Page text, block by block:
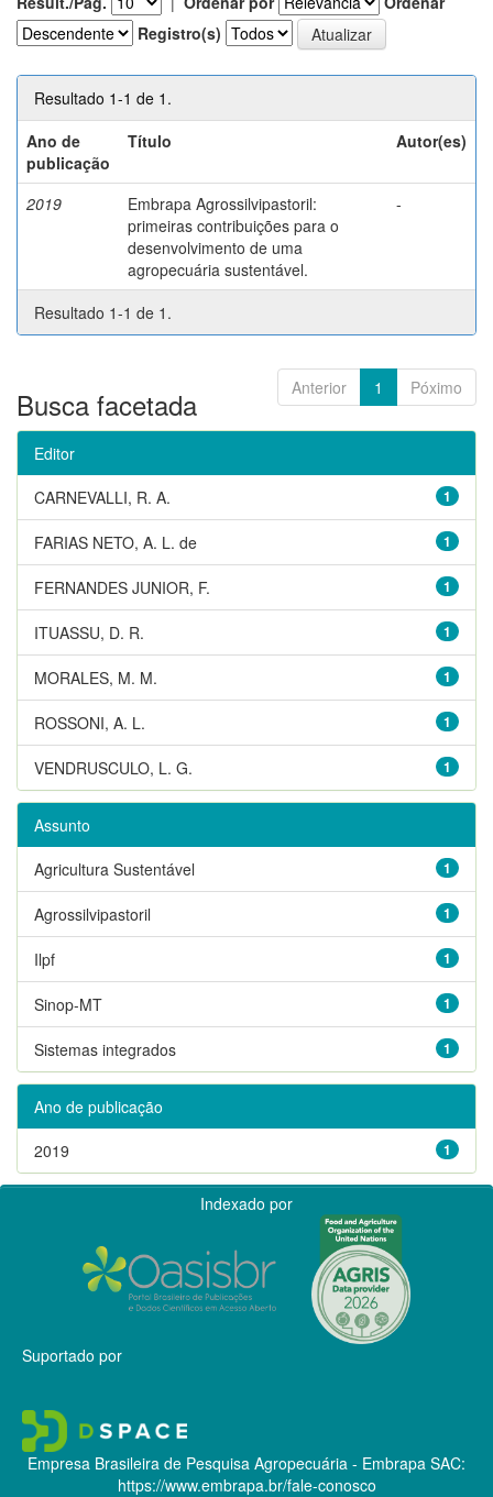
Registro(s)
Resultado 1-1 de 1.
Ano de
publicação
Título Autor(es)
2019
Embrapa Agrossilvipastoril:
primeiras contribuições para o
desenvolvimento de uma
agropecuária sustentável.
-
Resultado 1-1 de 1.
Anterior 1 Póximo
Busca facetada
Editor
1
CARNEVALLI, R. A.
1
FARIAS NETO, A. L. de
1
FERNANDES JUNIOR, F.
1
ITUASSU, D. R.
1
MORALES, M. M.
1
ROSSONI, A. L.
1
VENDRUSCULO, L. G.
Assunto
1
Agricultura Sustentável
1
Agrossilvipastoril
1
Ilpf
1
Sinop-MT
1
Sistemas integrados
Ano de publicação
1
2019
Indexado por
Suportado por
Empresa Brasileira de Pesquisa Agropecuária - Embrapa SAC:
https://www.embrapa.br/fale-conosco